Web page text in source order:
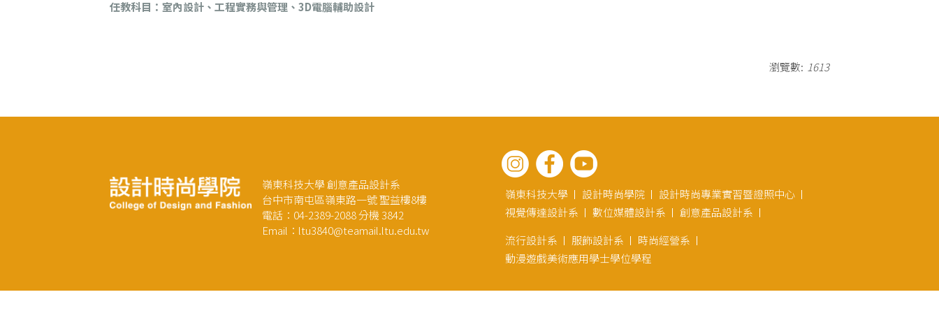
任教科目： 室內設計、工程實務與管理、3D電腦輔助設計
瀏覽數: 1613
嶺東科技大學 創意產品設計系
台中市南屯區嶺東路一號 聖益樓8樓
電話：04-2389-2088 分機 3842
Email：ltu3840@teamail.ltu.edu.tw
嶺東科技大學 設計時尚學院
設計時尚專業實習暨證照中心
視覺傳達設計系
數位媒體設計系
創意產品設計系
流行設計系
服飾設計系
時尚經營系
動漫遊戲美術應用學士學位學程